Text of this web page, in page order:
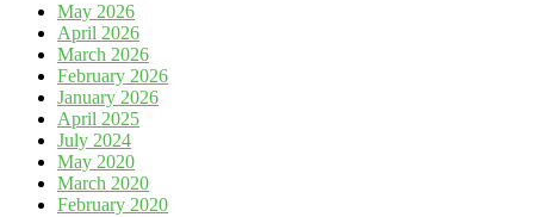
May 2026
April 2026
March 2026
February 2026
January 2026
April 2025
July 2024
May 2020
March 2020
February 2020